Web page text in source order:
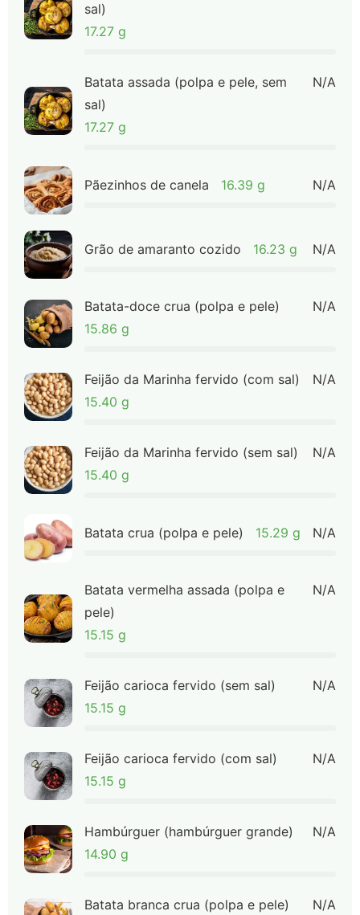
sal)
17.27 g
Batata assada (polpa e pele, sem
sal)
17.27 g
N/A
Pãezinhos de canela 16.39 g N/A
Grão de amaranto cozido 16.23 g N/A
Batata-doce crua (polpa e pele)
15.86 g
N/A
Feijão da Marinha fervido (com sal)
15.40 g
N/A
Feijão da Marinha fervido (sem sal)
15.40 g
N/A
Batata crua (polpa e pele) 15.29 g N/A
Batata vermelha assada (polpa e
pele)
15.15 g
N/A
Feijão carioca fervido (sem sal)
15.15 g
N/A
Feijão carioca fervido (com sal)
15.15 g
N/A
Hambúrguer (hambúrguer grande)
14.90 g
N/A
Batata branca crua (polpa e pele)
N/A